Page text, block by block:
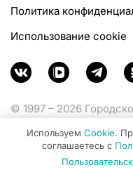
Политика
Использование cookie
© 1997 – 2026
Министерства
коммуникаций
Используем Cookie.
соглашаетесь с